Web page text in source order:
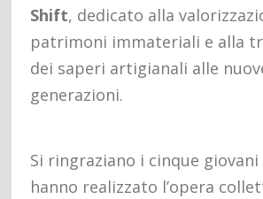
Shift, dedicato alla
patrimoni immateriali e alla
dei saperi artigianali alle
generazioni.
Si ringraziano i cinque
hanno realizzato l’opera